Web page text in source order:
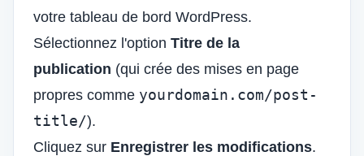
votre tableau de bord WordPress.
Sélectionnez l'option Titre de la
publication (qui crée des mises en page
propres comme yourdomain.com/post-
title/).
Cliquez sur Enregistrer les modifications.